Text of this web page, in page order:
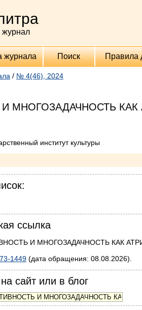
журнал
журнала Поиск Правила
/ № 4(46), 2024
И МНОГОЗАДАЧНОСТЬ
институт культуры
ссылка
И МНОГОЗАДАЧНОСТЬ КАК
1449 (дата обращения: 08.08.2026).
сайт или в блог